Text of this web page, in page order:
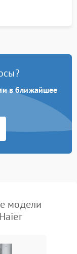
в ближайшее
модели